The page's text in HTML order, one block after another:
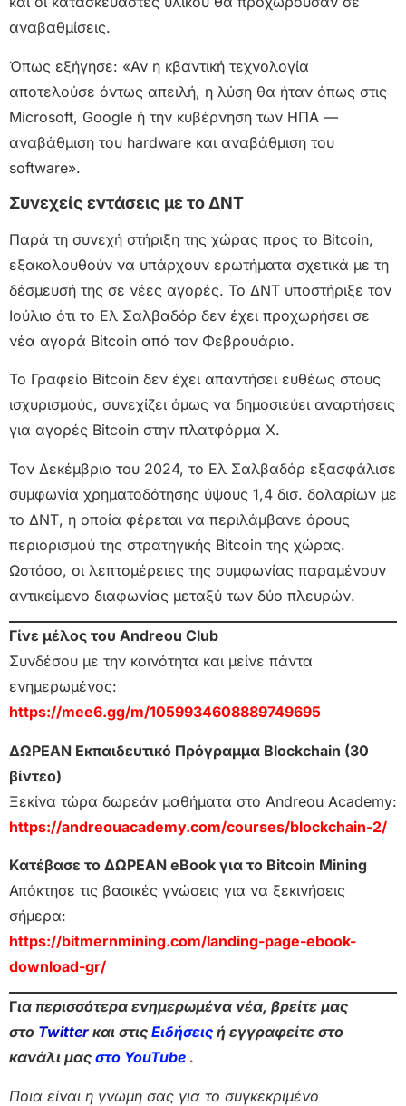
αναβαθμίσεις.
Όπως εξήγησε: «Αν η κβαντική τεχνολογία
αποτελούσε όντως απειλή, η λύση θα ήταν όπως στις
Microsoft, Google ή την κυβέρνηση των ΗΠΑ —
αναβάθμιση του hardware και αναβάθμιση του
software».
Συνεχείς εντάσεις με το ΔΝΤ
Παρά τη συνεχή στήριξη της χώρας προς το Bitcoin,
εξακολουθούν να υπάρχουν ερωτήματα σχετικά με τη
δέσμευσή της σε νέες αγορές. Το ΔΝΤ υποστήριξε τον
Ιούλιο ότι το Ελ Σαλβαδόρ δεν έχει προχωρήσει σε
νέα αγορά Bitcoin από τον Φεβρουάριο.
Το Γραφείο Bitcoin δεν έχει απαντήσει ευθέως στους
ισχυρισμούς, συνεχίζει όμως να δημοσιεύει αναρτήσεις
για αγορές Bitcoin στην πλατφόρμα X.
Τον Δεκέμβριο του 2024, το Ελ Σαλβαδόρ εξασφάλισε
συμφωνία χρηματοδότησης ύψους 1,4 δισ. δολαρίων με
το ΔΝΤ, η οποία φέρεται να περιλάμβανε όρους
περιορισμού της στρατηγικής Bitcoin της χώρας.
Ωστόσο, οι λεπτομέρειες της συμφωνίας παραμένουν
αντικείμενο διαφωνίας μεταξύ των δύο πλευρών.
Γίνε μέλος του Andreou Club
Συνδέσου με την κοινότητα και μείνε πάντα
ενημερωμένος:
https://mee6.gg/m/1059934608889749695
ΔΩΡΕΑΝ Εκπαιδευτικό Πρόγραμμα Blockchain (30
βίντεο)
Ξεκίνα τώρα δωρεάν μαθήματα στο Andreou Academy:
https://andreouacademy.com/courses/blockchain-2/
Κατέβασε το ΔΩΡΕΑΝ eBook για το Bitcoin Mining
Απόκτησε τις βασικές γνώσεις για να ξεκινήσεις
σήμερα:
https://bitmernmining.com/landing-page-ebook-
download-gr/
Για περισσότερα ενημερωμένα νέα, βρείτε μας
στο Twitter και στις Ειδήσεις ή εγγραφείτε στο
κανάλι μας στο YouTube .
Ποια είναι η γνώμη σας για το συγκεκριμένο